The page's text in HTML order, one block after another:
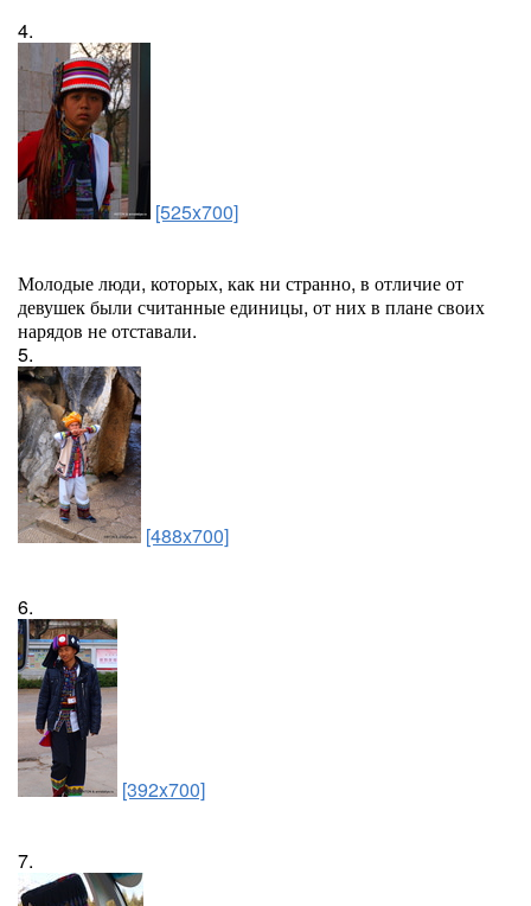
4.
[525x700]
Молодые люди, которых, как ни странно, в отличие от
девушек были считанные единицы, от них в плане своих
нарядов не отставали.
5.
[488x700]
6.
[392x700]
7.